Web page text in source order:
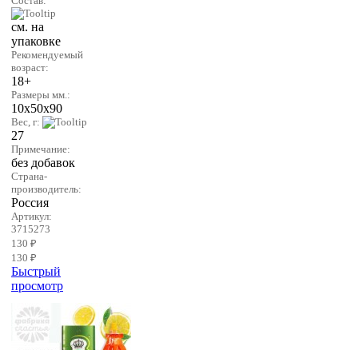
см. на
упаковке
Рекомендуемый
возраст:
18+
Размеры мм.:
10х50х90
Вес, г:
27
Примечание:
без добавок
Страна-
производитель:
Россия
Артикул:
3715273
130 ₽
130 ₽
Быстрый
просмотр